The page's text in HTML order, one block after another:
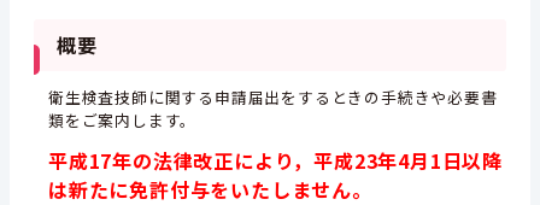
概要
衛生検査技師に関する申請届出をするときの手続きや必要書
類をご案内します。
平成17年の法律改正により，平成23年4月1日以降
は新たに免許付与をいたしません。